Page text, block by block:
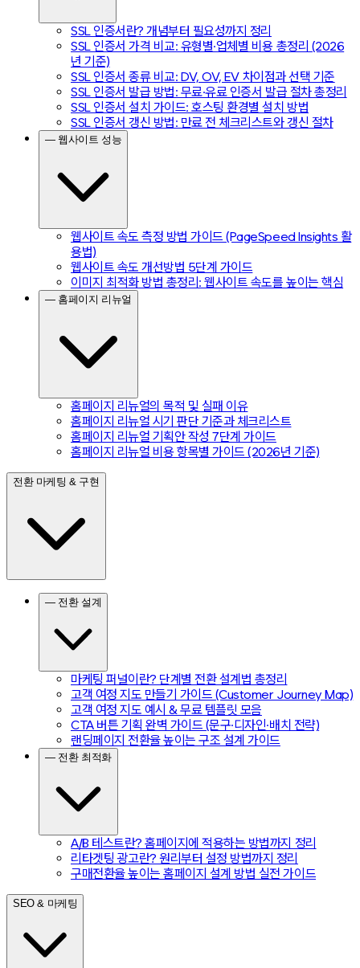
SSL 인증서란? 개념부터 필요성까지 정리
SSL 인증서 가격 비교: 유형별·업체별 비용 총정리 (2026
년 기준)
SSL 인증서 종류 비교: DV, OV, EV 차이점과 선택 기준
SSL 인증서 발급 방법: 무료·유료 인증서 발급 절차 총정리
SSL 인증서 설치 가이드: 호스팅 환경별 설치 방법
SSL 인증서 갱신 방법: 만료 전 체크리스트와 갱신 절차
— 웹사이트 성능
웹사이트 속도 측정 방법 가이드 (PageSpeed Insights 활
용법)
웹사이트 속도 개선방법 5단계 가이드
이미지 최적화 방법 총정리: 웹사이트 속도를 높이는 핵심
— 홈페이지 리뉴얼
홈페이지 리뉴얼의 목적 및 실패 이유
홈페이지 리뉴얼 시기 판단 기준과 체크리스트
홈페이지 리뉴얼 기획안 작성 7단계 가이드
홈페이지 리뉴얼 비용 항목별 가이드 (2026년 기준)
전환 마케팅 & 구현
— 전환 설계
마케팅 퍼널이란? 단계별 전환 설계법 총정리
고객 여정 지도 만들기 가이드 (Customer Journey Map)
고객 여정 지도 예시 & 무료 템플릿 모음
CTA 버튼 기획 완벽 가이드 (문구·디자인·배치 전략)
랜딩페이지 전환율 높이는 구조 설계 가이드
— 전환 최적화
A/B 테스트란? 홈페이지에 적용하는 방법까지 정리
리타겟팅 광고란? 원리부터 설정 방법까지 정리
구매전환율 높이는 홈페이지 설계 방법 실전 가이드
SEO & 마케팅